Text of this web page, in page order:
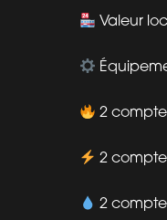
Valeur
2
2
2